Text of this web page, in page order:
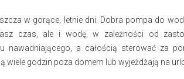
w gorące, letnie dni. Dobra pompa do
czas, ale i wodę, w zależności od
nawadniającego, a całością sterować za
godzin poza domem lub wyjeżdżają na